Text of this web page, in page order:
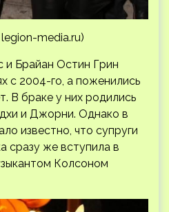
media.ru)
и Брайан Остин Грин
с 2004-го, а поженились
В браке у них родились
и Джорни. Однако в
известно, что супруги
сразу же вступила в
Колсоном